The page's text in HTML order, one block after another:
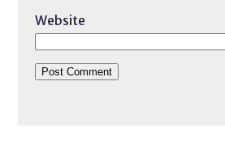
Website